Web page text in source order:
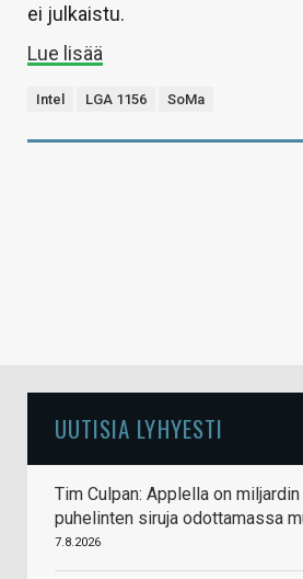
ei julkaistu.
Lue lisää
Intel LGA 1156 SoMa
UUTISIA LYHYESTI
Tim Culpan: Applella on
puhelinten siruja odottamassa
7.8.2026